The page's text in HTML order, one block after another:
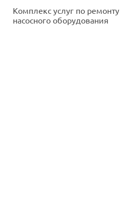
Комплекс услуг по ремонту
насосного оборудования